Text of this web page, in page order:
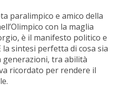
paralimpico e amico della
con la maglia
è il manifesto politico e
sintesi perfetta di cosa sia
tra abilità
ricordato per rendere il